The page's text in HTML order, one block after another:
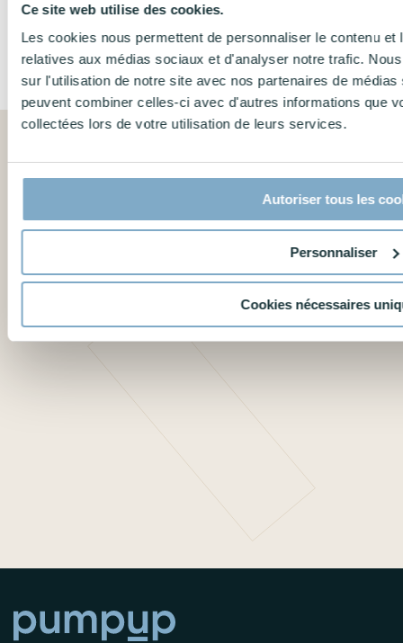
Ce site web utilise des cookies.
Les cookies nous permettent de personnaliser le contenu
relatives aux médias sociaux et d'analyser notre trafic.
sur l'utilisation de notre site avec nos partenaires de
peuvent combiner celles-ci avec d'autres informations que
collectées lors de votre utilisation de leurs services.
Autoriser tous les
Personnaliser
Cookies nécessaires
Voulez-vous rester à jour avec les dernières tendances
et les utiliser pour développer votre...
5 minutes
☕